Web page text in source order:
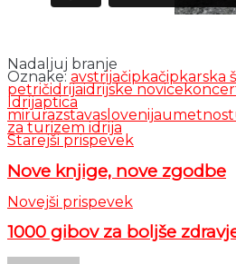
Nadaljuj branje
Oznake: avstrijačipkačipkarska
petričidrijaidrijske novice
Idrijaptica
mirurazstavaslovenijaumetnost
za turizem idrija
Starejši prispevek
Nove knjige, nove zgodbe
Novejši prispevek
1000 gibov za boljše